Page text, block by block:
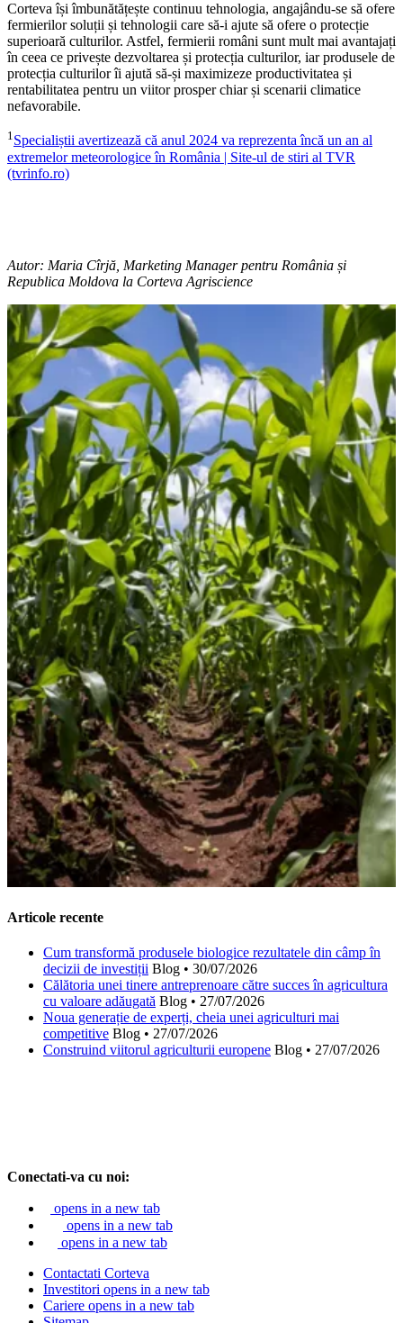
Corteva își îmbunătățește continuu tehnologia, angajându-se să ofere
fermierilor soluții și tehnologii care să-i ajute să ofere o protecție
superioară culturilor. Astfel, fermierii români sunt mult mai avantajați
în ceea ce privește dezvoltarea și protecția culturilor, iar produsele de
protecția culturilor îi ajută să-și maximizeze productivitatea și
rentabilitatea pentru un viitor prosper chiar și scenarii climatice
nefavorabile.
1Specialiștii avertizează că anul 2024 va reprezenta încă un an al
extremelor meteorologice în România | Site-ul de stiri al TVR
(tvrinfo.ro)
Autor: Maria Cîrjă, Marketing Manager pentru România și
Republica Moldova la Corteva Agriscience
Articole recente
Cum transformă produsele biologice rezultatele din câmp în
decizii de investiții Blog • 30/07/2026
Călătoria unei tinere antreprenoare către succes în agricultura
cu valoare adăugată Blog • 27/07/2026
Noua generație de experți, cheia unei agriculturi mai
competitive Blog • 27/07/2026
Construind viitorul agriculturii europene Blog • 27/07/2026
Conectati-va cu noi:
opens in a new tab
opens in a new tab
opens in a new tab
Contactati Corteva
Investitori opens in a new tab
Cariere opens in a new tab